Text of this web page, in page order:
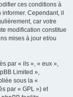
ces conditions à
Cependant, il
car votre
modification constitue
mises à jour et/ou
par « ils », « eux »,
Limited »,
sous la «
par « GPL ») et